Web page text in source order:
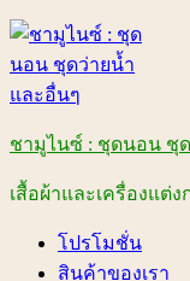
Skip
content
ชามูไนซ์ : ชุดนอน ชุ
เสื้อผ้าและเครื่องแต่
โปรโมชั่น
สินค้าของเรา